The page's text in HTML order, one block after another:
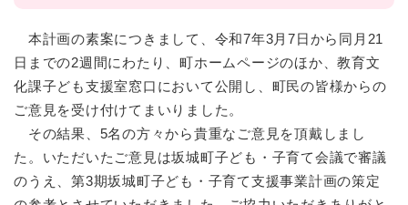
本計画の素案につきまして、令和7年3月7日から同月21
日までの2週間にわたり、町ホームページのほか、教育文
化課子ども支援室窓口において公開し、町民の皆様からの
ご意見を受け付けてまいりました。
その結果、5名の方々から貴重なご意見を頂戴しまし
た。いただいたご意見は坂城町子ども・子育て会議で審議
のうえ、第3期坂城町子ども・子育て支援事業計画の策定